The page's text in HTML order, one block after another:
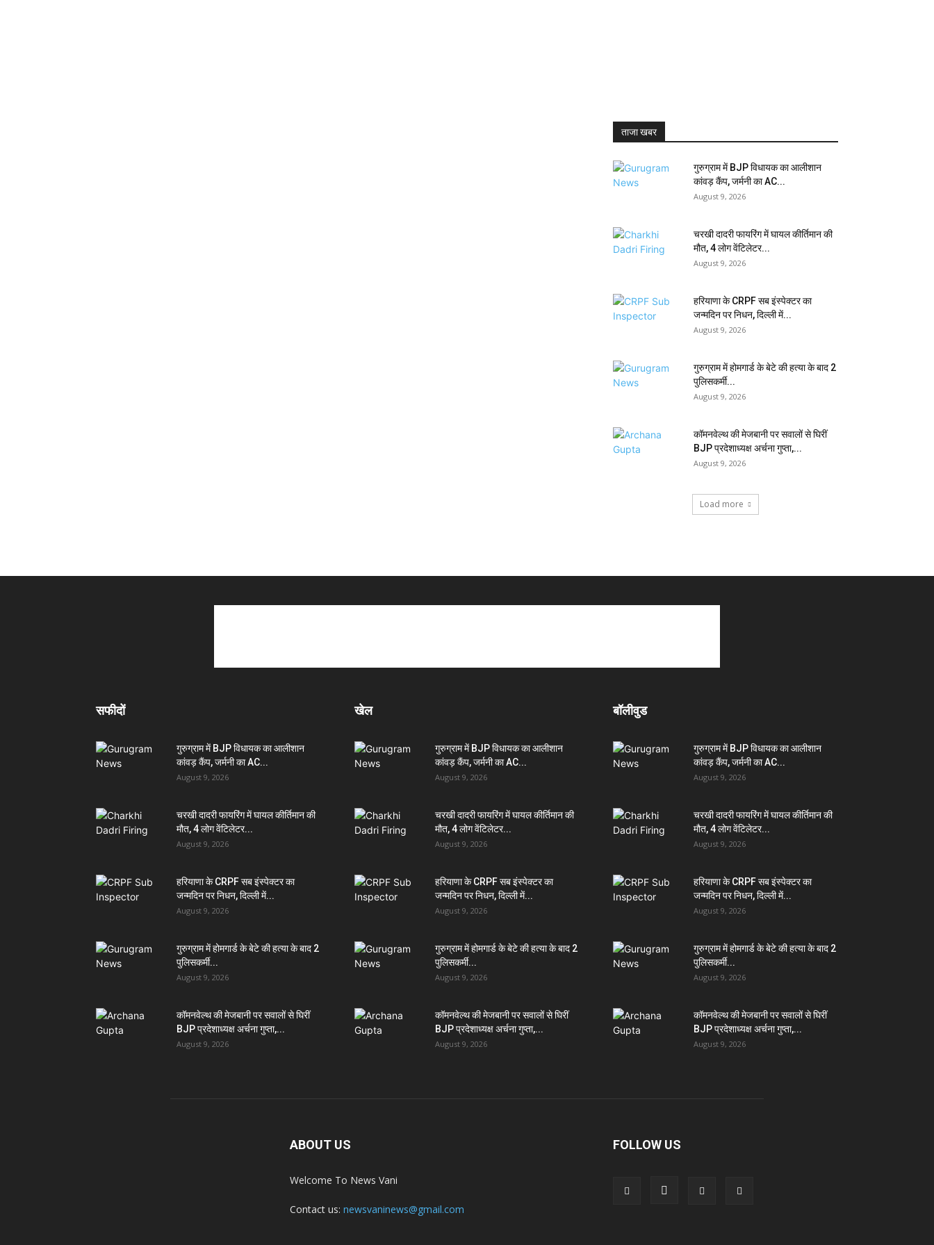
ताजा खबर
गुरुग्राम में BJP विधायक का आलीशान
कांवड़ कैंप, जर्मनी का AC...
August 9, 2026
चरखी दादरी फायरिंग में घायल कीर्तिमान की
मौत, 4 लोग वेंटिलेटर...
August 9, 2026
हरियाणा के CRPF सब इंस्पेक्टर का
जन्मदिन पर निधन, दिल्ली में...
August 9, 2026
गुरुग्राम में होमगार्ड के बेटे की हत्या के बाद 2
पुलिसकर्मी...
August 9, 2026
कॉमनवेल्थ की मेजबानी पर सवालों से घिरीं
BJP प्रदेशाध्यक्ष अर्चना गुप्ता,...
August 9, 2026
Load more
सफीदों
गुरुग्राम में BJP विधायक का आलीशान
कांवड़ कैंप, जर्मनी का AC...
August 9, 2026
चरखी दादरी फायरिंग में घायल कीर्तिमान की
मौत, 4 लोग वेंटिलेटर...
August 9, 2026
हरियाणा के CRPF सब इंस्पेक्टर का
जन्मदिन पर निधन, दिल्ली में...
August 9, 2026
गुरुग्राम में होमगार्ड के बेटे की हत्या के बाद 2
पुलिसकर्मी...
August 9, 2026
कॉमनवेल्थ की मेजबानी पर सवालों से घिरीं
BJP प्रदेशाध्यक्ष अर्चना गुप्ता,...
August 9, 2026
खेल
गुरुग्राम में BJP विधायक का आलीशान
कांवड़ कैंप, जर्मनी का AC...
August 9, 2026
चरखी दादरी फायरिंग में घायल कीर्तिमान की
मौत, 4 लोग वेंटिलेटर...
August 9, 2026
हरियाणा के CRPF सब इंस्पेक्टर का
जन्मदिन पर निधन, दिल्ली में...
August 9, 2026
गुरुग्राम में होमगार्ड के बेटे की हत्या के बाद 2
पुलिसकर्मी...
August 9, 2026
कॉमनवेल्थ की मेजबानी पर सवालों से घिरीं
BJP प्रदेशाध्यक्ष अर्चना गुप्ता,...
August 9, 2026
बॉलीवुड
गुरुग्राम में BJP विधायक का आलीशान
कांवड़ कैंप, जर्मनी का AC...
August 9, 2026
चरखी दादरी फायरिंग में घायल कीर्तिमान की
मौत, 4 लोग वेंटिलेटर...
August 9, 2026
हरियाणा के CRPF सब इंस्पेक्टर का
जन्मदिन पर निधन, दिल्ली में...
August 9, 2026
गुरुग्राम में होमगार्ड के बेटे की हत्या के बाद 2
पुलिसकर्मी...
August 9, 2026
कॉमनवेल्थ की मेजबानी पर सवालों से घिरीं
BJP प्रदेशाध्यक्ष अर्चना गुप्ता,...
August 9, 2026
ABOUT US
Welcome To News Vani
Contact us: newsvaninews@gmail.com
FOLLOW US